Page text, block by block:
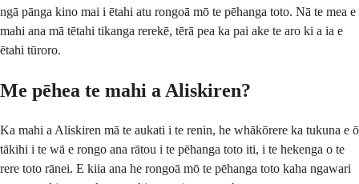
ngā pānga kino mai i ētahi atu rongoā mō te pēhanga toto. Nā te mea e
mahi ana mā tētahi tikanga rerekē, tērā pea ka pai ake te aro ki a ia e
ētahi tūroro.
Me pēhea te mahi a Aliskiren?
Ka mahi a Aliskiren mā te aukati i te renin, he whākōrere ka tukuna e ō
tākihi i te wā e rongo ana rātou i te pēhanga toto iti, i te hekenga o te
rere toto rānei. E kiia ana he rongoā mō te pēhanga toto kaha ngawari